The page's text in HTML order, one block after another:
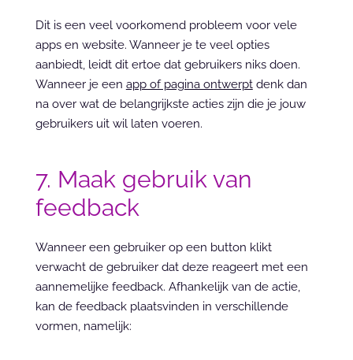
Dit is een veel voorkomend probleem voor vele
apps en website. Wanneer je te veel opties
aanbiedt, leidt dit ertoe dat gebruikers niks doen.
Wanneer je een app of pagina ontwerpt denk dan
na over wat de belangrijkste acties zijn die je jouw
gebruikers uit wil laten voeren.
7. Maak gebruik van
feedback
Wanneer een gebruiker op een button klikt
verwacht de gebruiker dat deze reageert met een
aannemelijke feedback. Afhankelijk van de actie,
kan de feedback plaatsvinden in verschillende
vormen, namelijk: